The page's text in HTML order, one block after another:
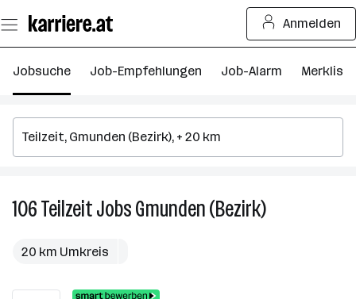
Seiteninhalt
springen
Anmelden
Jobsuche Job-Empfehlungen Job-Alarm Merkliste
106TeilzeitJobsGmunden (Bezirk)106
20 km Umkreis